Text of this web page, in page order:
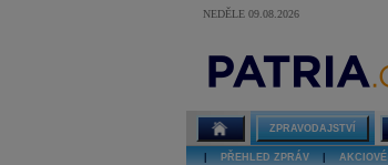
NEDĚLE 09.08.2026
ZPRAVODAJSTVÍ
PŘEHLED ZPRÁV AKCIOVÉ